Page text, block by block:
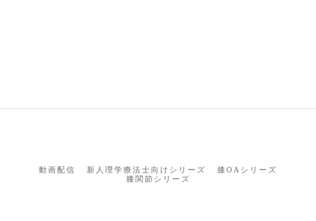
動画配信 新人理学療法士向けシリーズ
膝OAシリーズ
膝関節シリーズ